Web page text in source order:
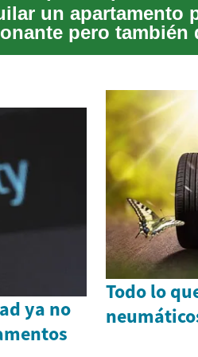
un apartamento
pero también
ya no
Todo lo